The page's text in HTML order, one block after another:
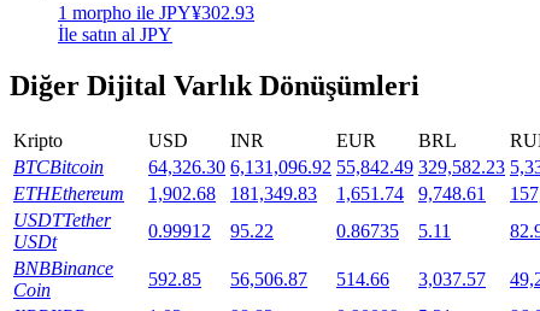
Launchpool
Popüler token'lar kazanmak için esnek staking
1 morpho ile JPY¥302.93
İle satın al JPY
Diğer Dijital Varlık Dönüşümleri
Kripto USD INR EUR BRL
BTCBitcoin 64,326.30 6,131,096.92 55,842.49 329,582.23
ETHEthereum 1,902.68 181,349.83 1,651.74 9,748.61
USDTTether
USDt
0.99912 95.22 0.86735 5.11
BNBBinance
Coin
592.85 56,506.87 514.66 3,037.57